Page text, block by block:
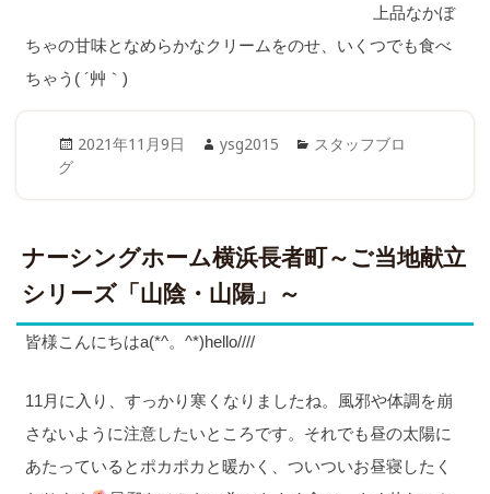
上品なかぼ
ちゃの甘味となめらかなクリームをのせ、いくつでも食べ
ちゃう( ´艸｀)
Posted
2021年11月9日 Author
ysg2015 Categories
スタッフブロ
グ
ナーシングホーム横浜長者町～ご当地献立
シリーズ「山陰・山陽」～
皆様こんにちはa(*^。^*)hello////
11月に入り、すっかり寒くなりましたね。風邪や体調を崩
さないように注意したいところです。それでも昼の太陽に
あたっているとポカポカと暖かく、ついついお昼寝したく